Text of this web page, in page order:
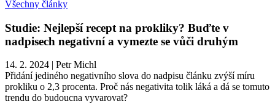
Všechny články
Studie: Nejlepší recept na prokliky? Buďte v
nadpisech negativní a vymezte se vůči druhým
14. 2. 2024 | Petr Michl
Přidání jediného negativního slova do nadpisu článku zvýší míru
prokliku o 2,3 procenta. Proč nás negativita tolik láká a dá se tomuto
trendu do budoucna vyvarovat?